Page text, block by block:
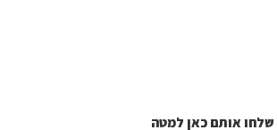
שלחו אותם כאן למטה